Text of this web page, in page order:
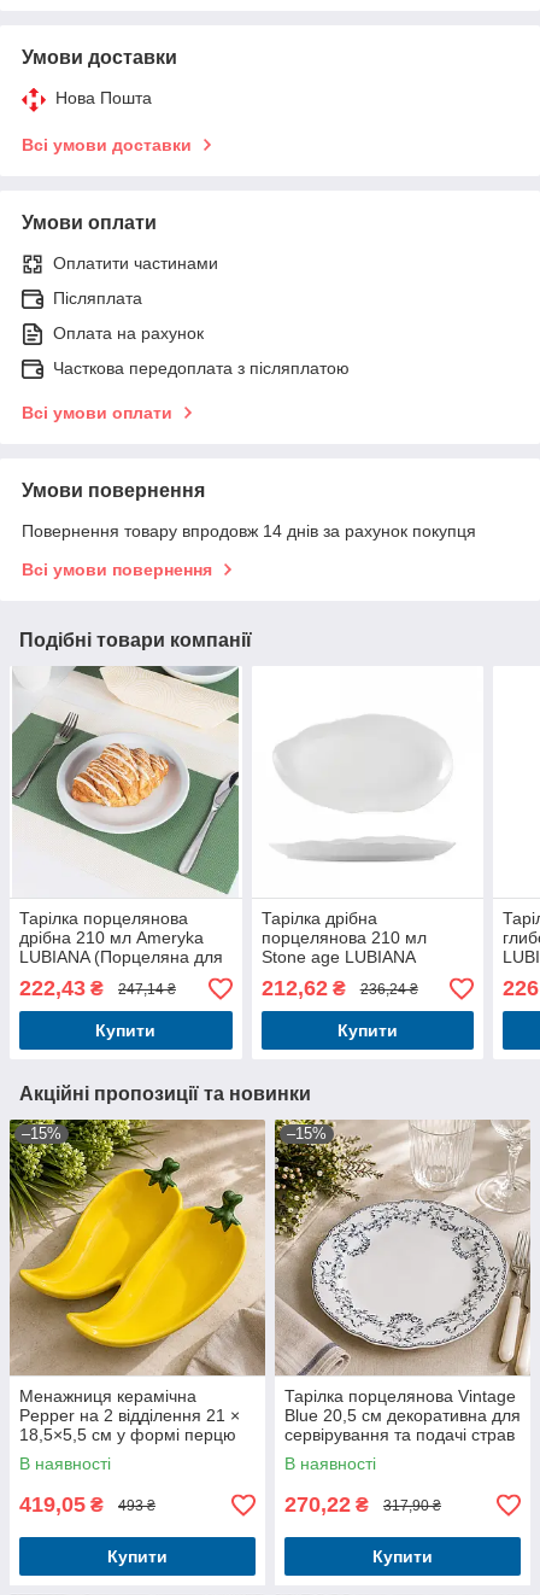
Умови доставки
Нова Пошта
Всі умови доставки
Умови оплати
Оплатити частинами
Післяплата
Оплата на рахунок
Часткова передоплата з післяплатою
Всі умови оплати
Умови повернення
Повернення товару впродовж 14 днів за рахунок покупця
Всі умови повернення
Подібні товари компанії
Тарілка порцелянова
дрібна 210 мл Ameryka
LUBIANA (Порцеляна для
ресторанів)
222,43 ₴ 247,14 ₴
Купити
Тарілка дрібна
порцелянова 210 мл
Stone age LUBIANA
(Порцеляна для
ресторанів)
212,62₴ 236,24 ₴
Купити
Акційні пропозиції та новинки
–15%
Менажниця керамічна
Pepper на 2 відділення 21 ×
18,5×5,5 см у формі перцю
В наявності
419,05 ₴ 493 ₴
Купити
–15%
Тарілка порцелянова Vintage
Blue 20,5 см декоративна для
сервірування та подачі страв
В наявності
270,22 ₴ 317,90 ₴
Купити